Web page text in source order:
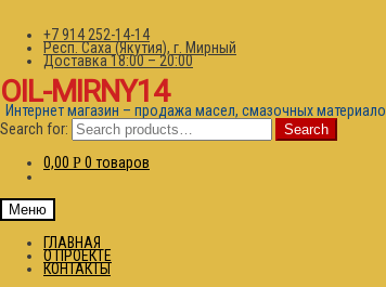
+7 914 252-14-14
Респ. Саха (Якутия), г. Мирный
Доставка 18:00 – 20:00
OIL-MIRNY14
Интернет магазин – продажа масел, смазочных
Search for:
Search
0,00 Р 0 товаров
Меню
ГЛАВНАЯ
О ПРОЕКТЕ
КОНТАКТЫ